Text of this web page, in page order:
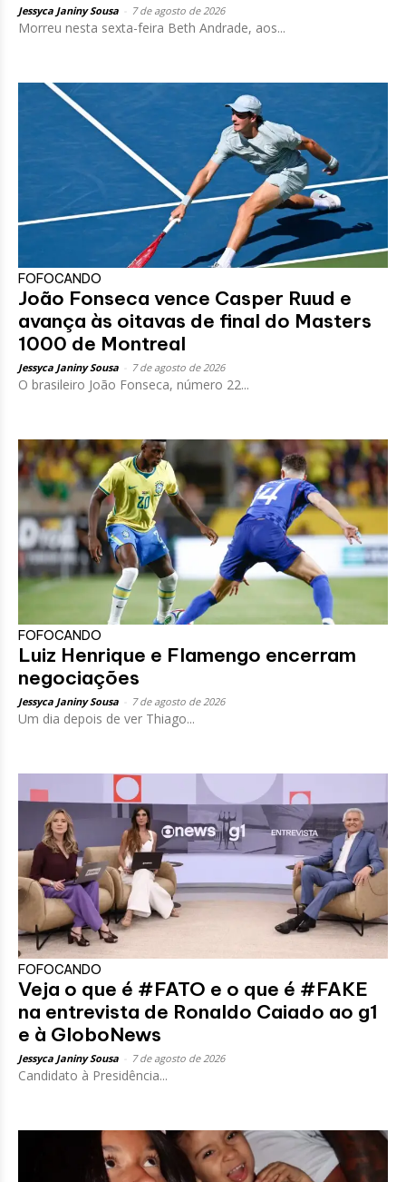
Jessyca Janiny Sousa 7 de agosto de 2026
Morreu nesta sexta-feira Beth Andrade, aos...
FOFOCANDO
João Fonseca vence Casper Ruud e
avança às oitavas de final do Masters
1000 de Montreal
Jessyca Janiny Sousa 7 de agosto de 2026
O brasileiro João Fonseca, número 22...
FOFOCANDO
Luiz Henrique e Flamengo encerram
negociações
Jessyca Janiny Sousa 7 de agosto de 2026
Um dia depois de ver Thiago...
FOFOCANDO
Veja o que é #FATO e o que é #FAKE
na entrevista de Ronaldo Caiado ao g1
e à GloboNews
Jessyca Janiny Sousa 7 de agosto de 2026
Candidato à Presidência...